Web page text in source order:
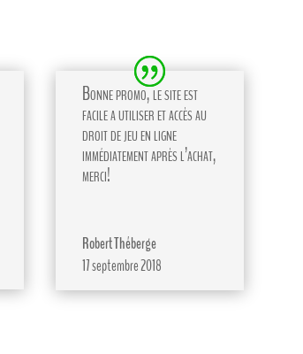
Bonne promo, le site est
facile a utiliser et accès au
droit de jeu en ligne
immédiatement après l’achat,
merci!
Robert Théberge
17 septembre 2018